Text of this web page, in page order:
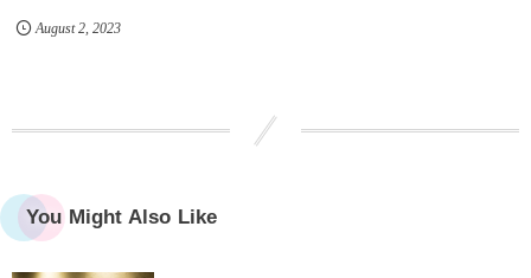
August 2, 2023
You Might Also Like